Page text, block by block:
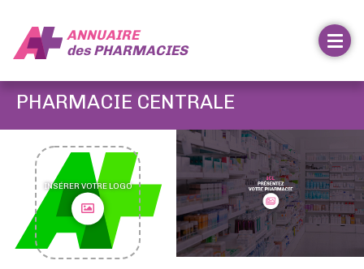
ANNUAIRE
desPHARMACIES
PHARMACIE CENTRALE
INSÉRER VOTRE LOGO